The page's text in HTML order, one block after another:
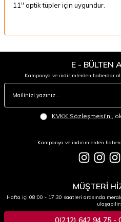
11'' optik tüpler için uygundur.
E - BÜLTEN
Kampanya ve indirimlerden haberdar
KVKK Sözleşmesi'ni ,
Kampanya ve indirimlerden
MÜŞTERİ
Hafta içi 08:00 - 17:30 saatleri arasında
0(212) 642 94 75 -